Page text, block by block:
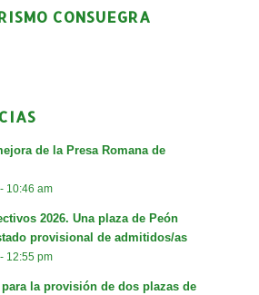
CONSUEGRA
de la Presa Romana de
10:46 am
2026. Una plaza de Peón
provisional de admitidos/as
12:55 pm
la provisión de dos plazas de